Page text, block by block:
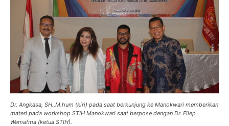
Dr. Angkasa, SH.,M.hum (kiri) pada saat berkunjung ke Manokwari memberikan
materi pada workshop STIH Manokwari saat berpose dengan Dr. Filep
Wamafma (ketua STIH).